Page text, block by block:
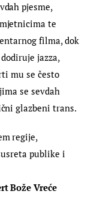
pjesme,
te
filma, dok
jazza,
mu se često
se sevdah
glazbeni trans.
regije,
publike i
Bože Vreće